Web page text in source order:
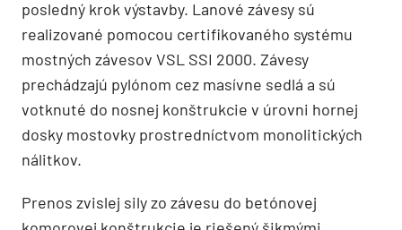
posledný krok výstavby. Lanové závesy sú
realizované pomocou certifikovaného systému
mostných závesov VSL SSI 2000. Závesy
prechádzajú pylónom cez masívne sedlá a sú
votknuté do nosnej konštrukcie v úrovni hornej
dosky mostovky prostredníctvom monolitických
nálitkov.
Prenos zvislej sily zo závesu do betónovej